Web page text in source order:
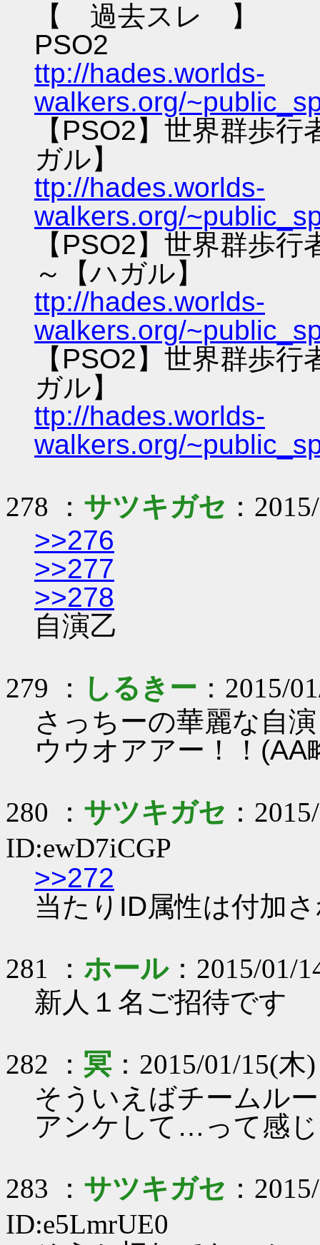
【 過去スレ 】
PSO2
ttp://hades.worlds-
walkers.org/
【PSO2】世界群歩
ガル】
ttp://hades.worlds-
walkers.org/
【PSO2】世界群歩
～【ハガル】
ttp://hades.worlds-
walkers.org/
【PSO2】世界群歩
ガル】
ttp://hades.worlds-
walkers.org/
278 ： サツキガセ ：
>>276
>>277
>>278
自演乙
279 ： しるきー ：2015/
さっちーの華麗な自
ウウオアアー！！(AA
280 ： サツキガセ ：
ID:ewD7iCGP
>>272
当たりID属性は付加
281 ： ホール：2015/01/
新人１名ご招待です
282 ： 冥 ：2015/01/15(
そういえばチームル
アンケして…って感
283 ： サツキガセ ：
ID:e5LmrUE0